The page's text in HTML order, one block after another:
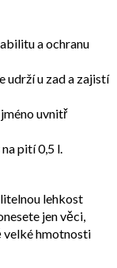
a ochranu
udrží u zad a zajistí
uvnitř
pití 0,5 l.
lehkost
jen věci,
velké hmotnosti